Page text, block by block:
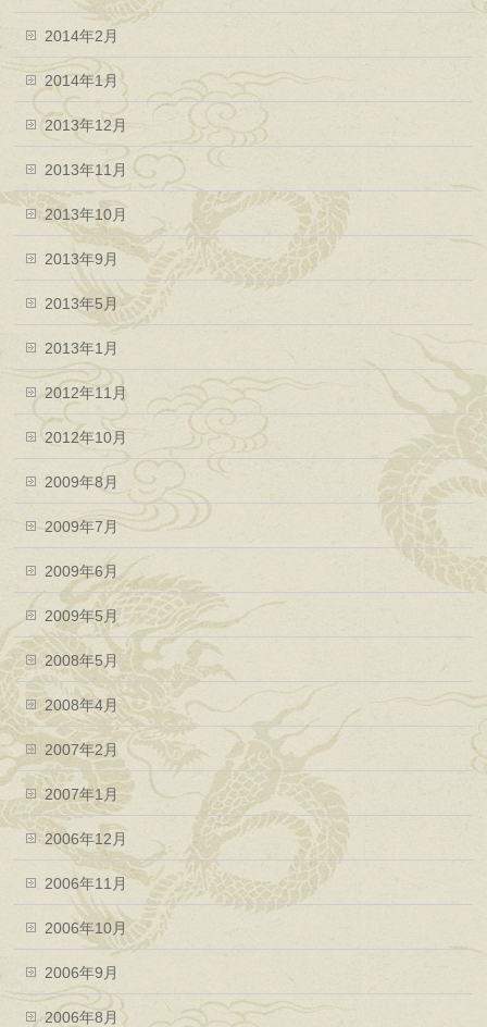
2014年2月
2014年1月
2013年12月
2013年11月
2013年10月
2013年9月
2013年5月
2013年1月
2012年11月
2012年10月
2009年8月
2009年7月
2009年6月
2009年5月
2008年5月
2008年4月
2007年2月
2007年1月
2006年12月
2006年11月
2006年10月
2006年9月
2006年8月